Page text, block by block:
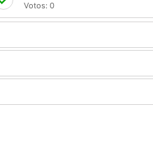
Votos: 0